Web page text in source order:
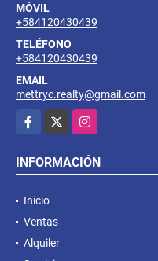
MÓVIL
+584120430439
TELÉFONO
+584120430439
EMAIL
mettryc.realty@gmail.com
Facebook
Instagram
INFORMACIÓN
Inicio
Ventas
Alquiler